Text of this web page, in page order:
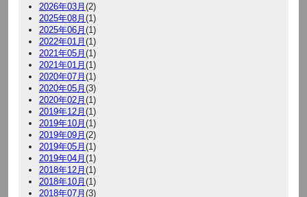
2026年03月(2)
2025年08月(1)
2025年06月(1)
2022年01月(1)
2021年05月(1)
2021年01月(1)
2020年07月(1)
2020年05月(3)
2020年02月(1)
2019年12月(1)
2019年10月(1)
2019年09月(2)
2019年05月(1)
2019年04月(1)
2018年12月(1)
2018年10月(1)
2018年07月(3)